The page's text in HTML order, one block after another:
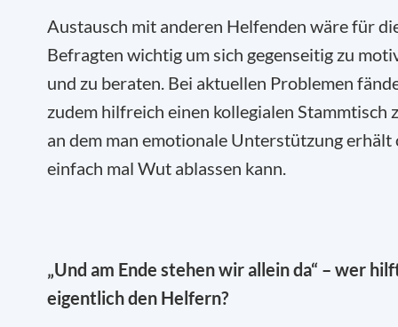
Austausch mit anderen Helfenden wäre für
Befragten wichtig um sich gegenseitig zu
und zu beraten. Bei aktuellen Problemen
zudem hilfreich einen kollegialen Stammtisch
an dem man emotionale Unterstützung erhält
einfach mal Wut ablassen kann.
„Und am Ende stehen wir allein da“ – wer
eigentlich den Helfern?